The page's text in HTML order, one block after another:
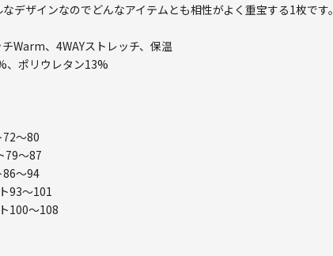
デザインなのでどんなアイテムとも相性がよく重宝する1枚です。
Warm、4WAYストレッチ、保温
ポリウレタン13%
～80
79～87
86～94
93～101
100～108